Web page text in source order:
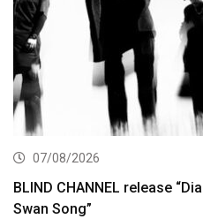
07/08/2026
BLIND CHANNEL release
Swan Song”